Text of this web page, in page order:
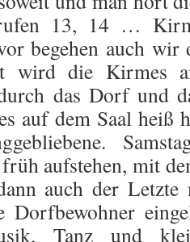
13, 14 …
begehen auch
wird die Kirmes
das Dorf und
auf dem Saal heiß
aufstehen, mit
auch der
Dorfbewohner
Tanz und